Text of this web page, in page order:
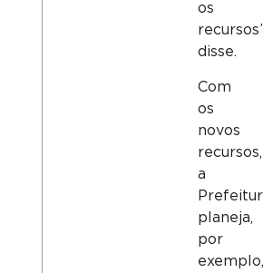
os
disse.
Com
os
novos
recursos,
a
planeja,
por
exemplo,